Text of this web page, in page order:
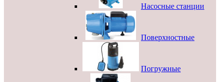
Насосные станции
Поверхностные
Погружные